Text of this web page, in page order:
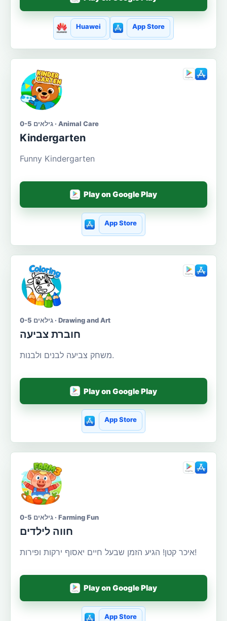
Huawei App Store
גילאים 0-5 · Animal Care
Kindergarten
Funny Kindergarten
Play on Google Play
App Store
גילאים 0-5 · Drawing and Art
חוברת צביעה
משחק צביעה לבנים ולבנות.
Play on Google Play
App Store
גילאים 0-5 · Farming Fun
חווה לילדים
איכר קטן! הגיע הזמן שבעל חיים יאסוף ירקות ופירות!
Play on Google Play
App Store